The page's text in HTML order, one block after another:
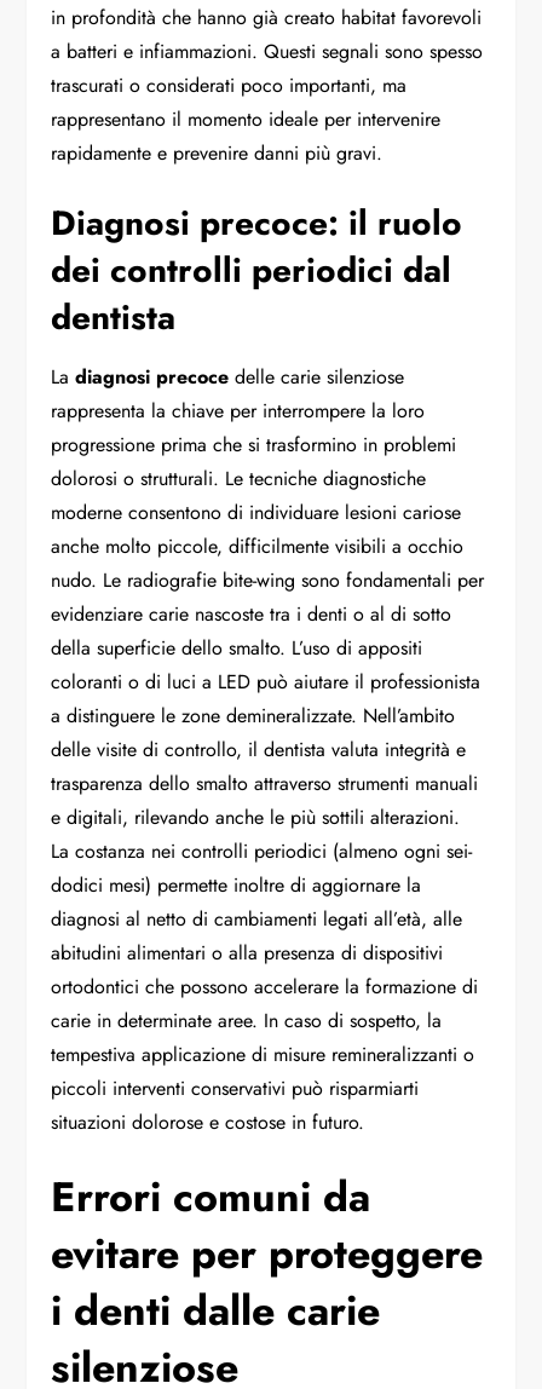
in profondità che hanno già creato habitat favorevoli
a batteri e infiammazioni. Questi segnali sono spesso
trascurati o considerati poco importanti, ma
rappresentano il momento ideale per intervenire
rapidamente e prevenire danni più gravi.
Diagnosi precoce: il ruolo
dei controlli periodici dal
dentista
Ladiagnosi precoce delle carie silenziose
rappresenta la chiave per interrompere la loro
progressione prima che si trasformino in problemi
dolorosi o strutturali. Le tecniche diagnostiche
moderne consentono di individuare lesioni cariose
anche molto piccole, difficilmente visibili a occhio
nudo. Le radiografie bite-wing sono fondamentali per
evidenziare carie nascoste tra i denti o al di sotto
della superficie dello smalto. L’uso di appositi
coloranti o di luci a LED può aiutare il professionista
a distinguere le zone demineralizzate. Nell’ambito
delle visite di controllo, il dentista valuta integrità e
trasparenza dello smalto attraverso strumenti manuali
e digitali, rilevando anche le più sottili alterazioni.
La costanza nei controlli periodici (almeno ogni sei-
dodici mesi) permette inoltre di aggiornare la
diagnosi al netto di cambiamenti legati all’età, alle
abitudini alimentari o alla presenza di dispositivi
ortodontici che possono accelerare la formazione di
carie in determinate aree. In caso di sospetto, la
tempestiva applicazione di misure remineralizzanti o
piccoli interventi conservativi può risparmiarti
situazioni dolorose e costose in futuro.
Errori comuni da
evitare per proteggere
i denti dalle carie
silenziose